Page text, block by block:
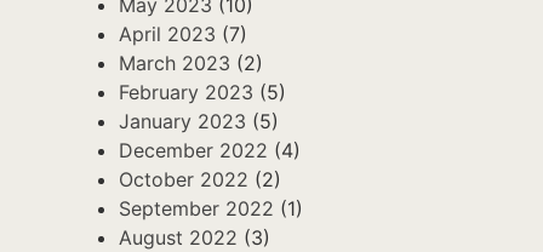
May 2023 (10)
April 2023 (7)
March 2023 (2)
February 2023 (5)
January 2023 (5)
December 2022 (4)
October 2022 (2)
September 2022 (1)
August 2022 (3)